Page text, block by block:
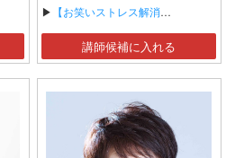
▶ 【お笑いストレス解消法～笑いは副作用のない薬～】
講師候補に入れる